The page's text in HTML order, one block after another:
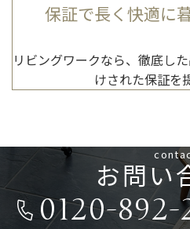
保証で長く快適に
リビングワークなら、徹底し
けされた保証を
お問い
0120-